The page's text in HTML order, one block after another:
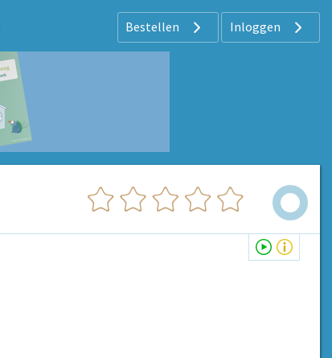
Bestellen Inloggen